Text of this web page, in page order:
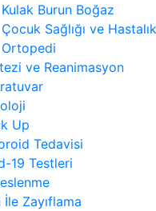
Kulak Burun Boğaz
Çocuk Sağlığı ve
Ortopedi
ve Reanimasyon
Up
Tedavisi
19 Testleri
Zayıflama